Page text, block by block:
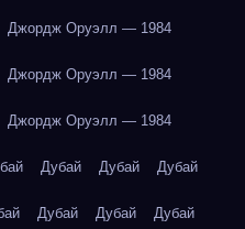
Джордж Оруэлл — 1984
Джордж Оруэлл — 1984
Джордж Оруэлл — 1984
Дубай Дубай Дубай
Дубай Дубай Дубай